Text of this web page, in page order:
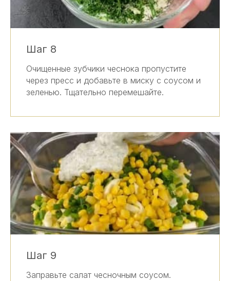
Шаг 8
Очищенные зубчики чеснока пропустите
через пресс и добавьте в миску с соусом и
зеленью. Тщательно перемешайте.
Шаг 9
Заправьте салат чесночным соусом.